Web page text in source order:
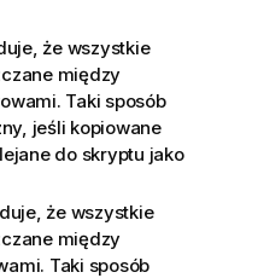
że wszystkie
między
Taki sposób
jeśli kopiowane
do skryptu jako
że wszystkie
między
Taki sposób